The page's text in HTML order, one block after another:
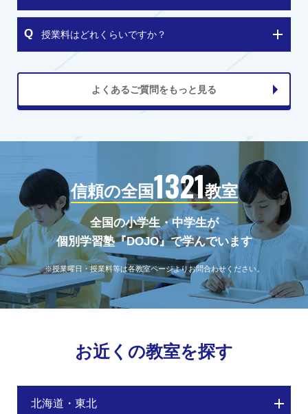
授業料はどれくらいですか？
よくあるご質問をもっと見る
信頼の全国1321教室
全国の小学生・中学生が
個別学習塾『DOJO』で学んでいます
※授業曜日・授業料等は各教室ページよりお問合わせください。
お近くの教室を探す
北海道・東北